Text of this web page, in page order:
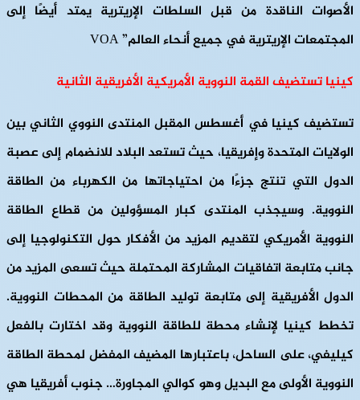
الأصوات الناقدة من قبل السلطات الإريترية يمتد أيضًا إلى
المجتمعات الإريترية في جميع أنحاء العالم” VOA
كينيا تستضيف القمة النووية الأمريكية الأفريقية الثانية
تستضيف كينيا في أغسطس المقبل المنتدى النووي الثاني بين
الولايات المتحدة وإفريقيا، حيث تستعد البلاد للانضمام إلى عصبة
الدول التي تنتج جزءًا من احتياجاتها من الكهرباء من الطاقة
النووية. وسيجذب المنتدى كبار المسؤولين من قطاع الطاقة
النووية الأمريكي لتقديم المزيد من الأفكار حول التكنولوجيا إلى
جانب متابعة اتفاقيات المشاركة المحتملة حيث تسعى المزيد من
الدول الأفريقية إلى متابعة توليد الطاقة من المحطات النووية.
تخطط كينيا لإنشاء محطة للطاقة النووية وقد اختارت بالفعل
كيليفي، على الساحل، باعتبارها المضيف المفضل لمحطة الطاقة
النووية الأولى مع البديل وهو كوالي المجاورة… جنوب أفريقيا هي